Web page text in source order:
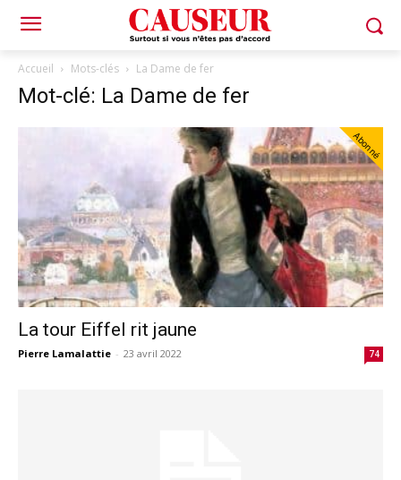
Accueil Mots-clés La Dame de fer
Mot-clé: La Dame de fer
Abonné
La tour Eiffel rit jaune
Pierre Lamalattie - 23 avril 2022 74